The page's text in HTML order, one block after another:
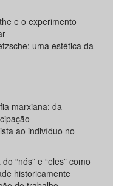
e o experimento
uma estética da
marxiana: da
ao indivíduo no
“nós” e “eles” como
historicamente